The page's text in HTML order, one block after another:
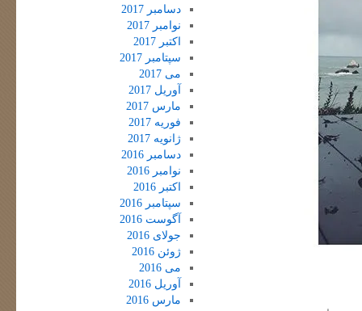
دسامبر 2017
نوامبر 2017
اکتبر 2017
سپتامبر 2017
می 2017
آوریل 2017
مارس 2017
فوریه 2017
ژانویه 2017
دسامبر 2016
نوامبر 2016
اکتبر 2016
سپتامبر 2016
آگوست 2016
جولای 2016
ژوئن 2016
می 2016
آوریل 2016
مارس 2016